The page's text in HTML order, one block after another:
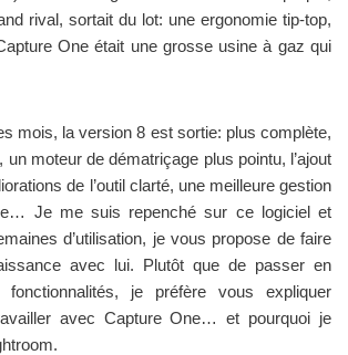
rival, sortait du lot: une ergonomie tip-top,
One était une grosse usine à gaz qui
mois, la version 8 est sortie: plus complète,
moteur de dématriçage plus pointu, l’ajout
de l’outil clarté, une meilleure gestion
Je me suis repenché sur ce logiciel et
d’utilisation, je vous propose de faire
avec lui. Plutôt que de passer en
je préfère vous expliquer
avec Capture One… et pourquoi je